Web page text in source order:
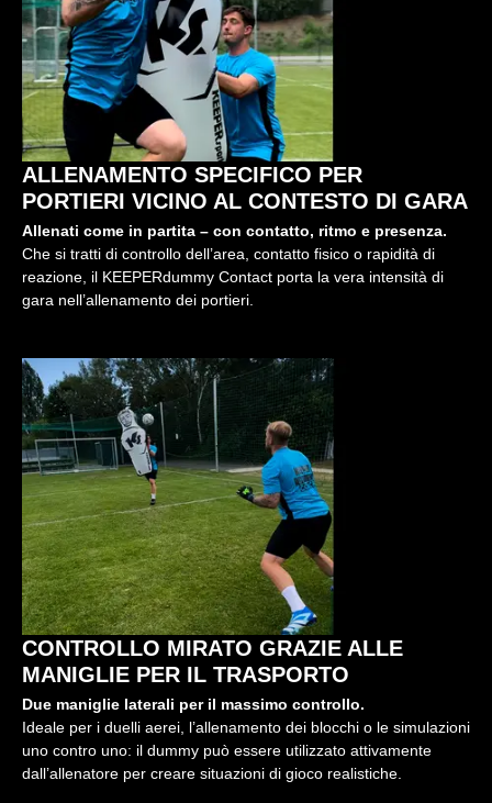
ALLENAMENTO SPECIFICO PER
PORTIERI VICINO AL CONTESTO DI GARA
Allenati come in partita – con contatto, ritmo e presenza.
Che si tratti di controllo dell’area, contatto fisico o rapidità di
reazione, il KEEPERdummy Contact porta la vera intensità di
gara nell’allenamento dei portieri.
CONTROLLO MIRATO GRAZIE ALLE
MANIGLIE PER IL TRASPORTO
Due maniglie laterali per il massimo controllo.
Ideale per i duelli aerei, l’allenamento dei blocchi o le simulazioni
uno contro uno: il dummy può essere utilizzato attivamente
dall’allenatore per creare situazioni di gioco realistiche.